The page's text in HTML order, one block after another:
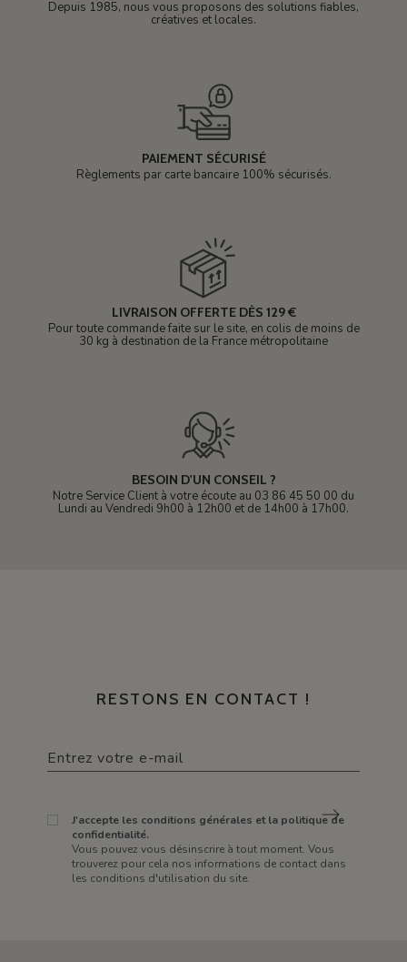
Depuis 1985, nous vous proposons des solutions fiables,
créatives et locales.
PAIEMENT SÉCURISÉ
Règlements par carte bancaire 100% sécurisés.
LIVRAISON OFFERTE DÈS 129 €
Pour toute commande faite sur le site, en colis de moins de
30 kg à destination de la France métropolitaine
BESOIN D'UN CONSEIL ?
Notre Service Client à votre écoute au 03 86 45 50 00 du
Lundi au Vendredi 9h00 à 12h00 et de 14h00 à 17h00.
RESTONS EN CONTACT !
J'accepte les conditions générales et la politique de
confidentialité.
Vous pouvez vous désinscrire à tout moment. Vous
trouverez pour cela nos informations de contact dans
les conditions d'utilisation du site.